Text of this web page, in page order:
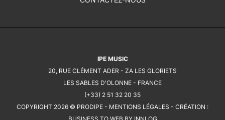
IPE MUSIC
20, RUE CLÉMENT ADER - ZA LES GLORIETS
LES SABLES D'OLONNE - FRANCE
(+33) 2 51 32 20 35
COPYRIGHT 2026 © PRODIPE - MENTIONS LÉGALES - CRÉATION :